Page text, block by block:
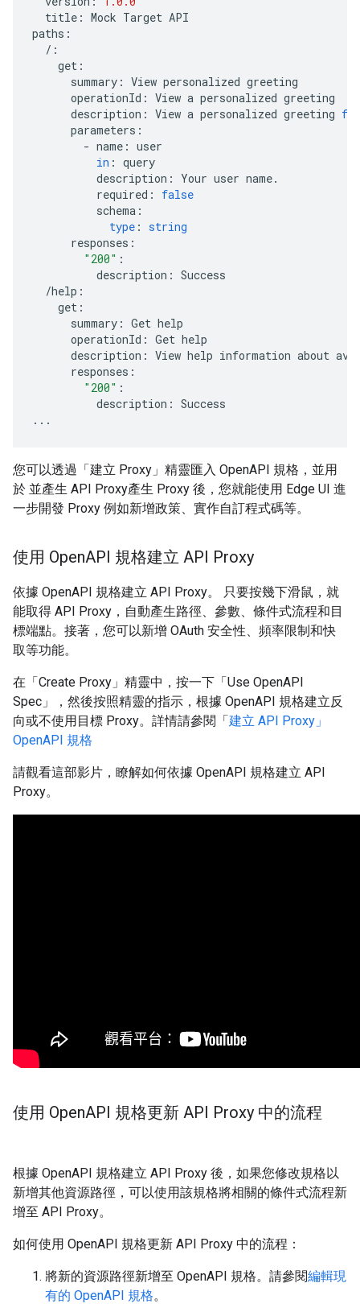
title : Mock Target API
paths :
/ :
get :
summary : View personalized greeting
operationId : View a personalized greeting
description : View a personalized greeting for
parameters :
- name : user
in : query
description : Your user name.
required :
false
schema :
type : string
responses :
"200" :
description : Success
/help :
get :
summary : Get help
operationId : Get help
description : View help information about
responses :
"200" :
description : Success
...
您可以透過「建立 Proxy」精靈匯入 OpenAPI 規格，並用
於 並產生 API Proxy產生 Proxy 後，您就能使用 Edge UI 進
一步開發 Proxy 例如新增政策、實作自訂程式碼等。
使用 OpenAPI 規格建立 API Proxy
依據 OpenAPI 規格建立 API Proxy。 只要按幾下滑鼠，就
能取得 API Proxy，自動產生路徑、參數、條件式流程和目
標端點。接著，您可以新增 OAuth 安全性、頻率限制和快
取等功能。
在「Create Proxy」精靈中，按一下「Use OpenAPI
Spec」
，然後按照精靈的指示，根據 OpenAPI 規格建立反
向或不使用目標 Proxy。詳情請參閱「 建立 API Proxy」
OpenAPI 規格
請觀看這部影片，瞭解如何依據 OpenAPI 規格建立 API
Proxy。
使用 OpenAPI 規格更新 API Proxy 中的流程
根據 OpenAPI 規格建立 API Proxy 後，如果您修改規格以
新增其他資源路徑，可以使用該規格將相關的條件式流程新
增至 API Proxy。
如何使用 OpenAPI 規格更新 API Proxy 中的流程：
將新的資源路徑新增至 OpenAPI 規格。請參閱編輯現
有的 OpenAPI 規格。